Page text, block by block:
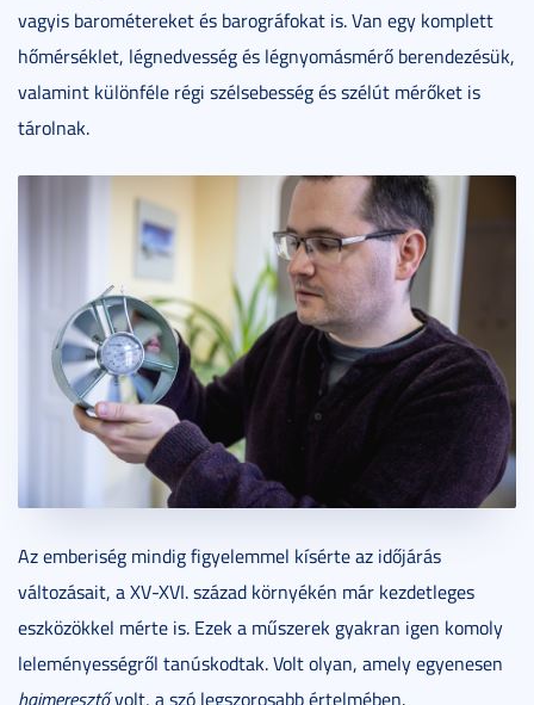
vagyis barométereket és barográfokat is. Van egy komplett
hőmérséklet, légnedvesség és légnyomásmérő berendezésük,
valamint különféle régi szélsebesség és szélút mérőket is
tárolnak.
Az emberiség mindig figyelemmel kísérte az időjárás
változásait, a XV-XVI. század környékén már kezdetleges
eszközökkel mérte is. Ezek a műszerek gyakran igen komoly
leleményességről tanúskodtak. Volt olyan, amely egyenesen
hajmeresztővolt, a szó legszorosabb értelmében.